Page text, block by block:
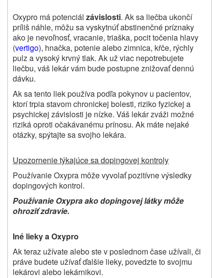
Oxypro má potenciál závislosti. Ak sa liečba ukončí
príliš náhle, môžu sa vyskytnúť abstinenčné príznaky
ako je nevoľnosť, vracanie, triaška, pocit točenia hlavy
(vertigo), hnačka, potenie alebo zimnica, kŕče, rýchly
pulz a vysoký krvný tlak. Ak už viac nepotrebujete
liečbu, váš lekár vám bude postupne znižovať dennú
dávku.
Ak sa tento liek používa podľa pokynov u pacientov,
ktorí trpia stavom chronickej bolesti, riziko fyzickej a
psychickej závislosti je nízke. Váš lekár zváži možné
riziká oproti očakávanému prínosu. Ak máte nejaké
otázky, spýtajte sa svojho lekára.
Upozornenie týkajúce sa dopingovej kontroly
Používanie Oxypra môže vyvolať pozitívne výsledky
dopingových kontrol.
Používanie Oxypra ako dopingovej látky môže
ohroziť zdravie.
Iné lieky a Oxypro
Ak teraz užívate alebo ste v poslednom čase užívali, či
práve budete užívať ďalšie lieky, povedzte to svojmu
lekárovi alebo lekárnikovi.